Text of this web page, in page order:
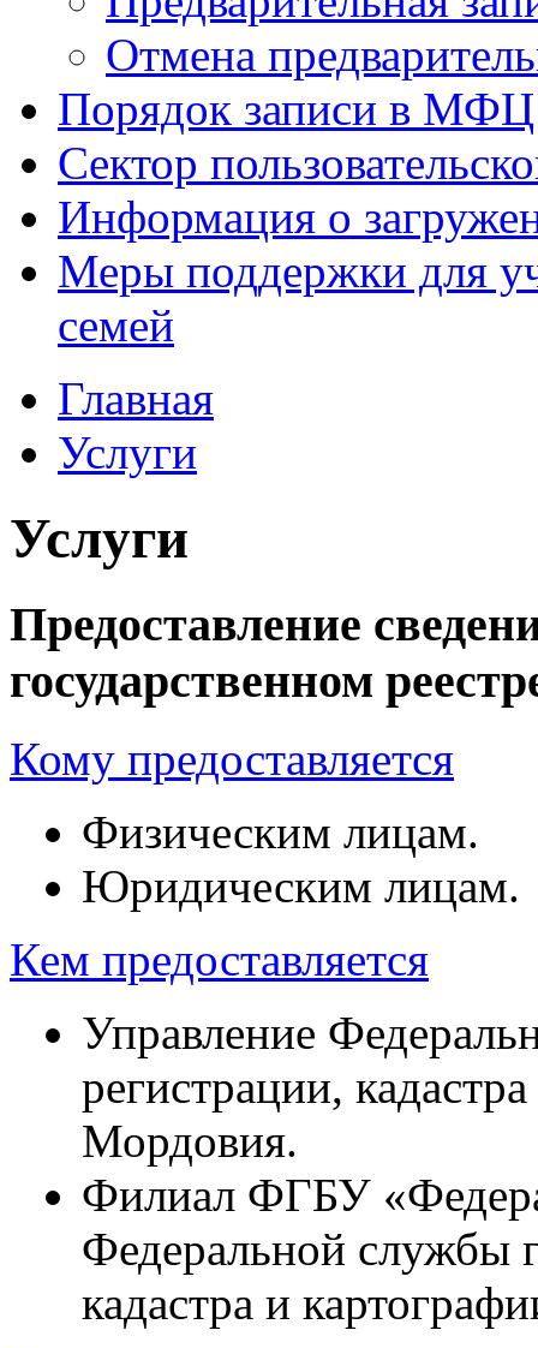
Отмена
Порядок записи в МФЦ
Сектор
Информация о
Меры поддержки для
семей
Главная
Услуги
Услуги
Предоставление
государственном
Кому предоставляется
Физическим лицам.
Юридическим лицам.
Кем предоставляется
Управление
регистрации,
Мордовия.
Филиал ФГБУ
Федеральной службы
кадастра и